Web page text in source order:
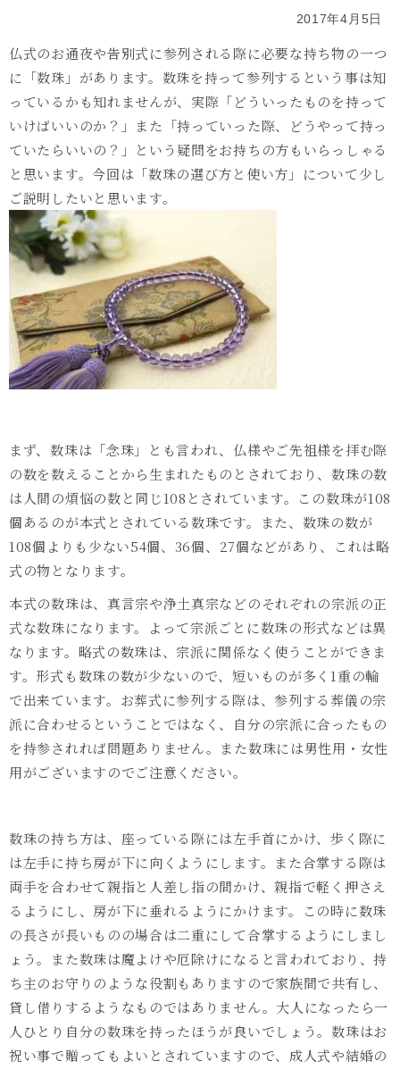
2017年4月5日
仏式のお通夜や告別式に参列される際に必要な持ち物の一つ
に「数珠」があります。数珠を持って参列するという事は知
っているかも知れませんが、実際「どういったものを持って
いけばいいのか？」また「持っていった際、どうやって持っ
ていたらいいの？」という疑問をお持ちの方もいらっしゃる
と思います。今回は「数珠の選び方と使い方」について少し
ご説明したいと思います。
まず、数珠は「念珠」とも言われ、仏様やご先祖様を拝む際
の数を数えることから生まれたものとされており、数珠の数
は人間の煩悩の数と同じ108とされています。この数珠が108
個あるのが本式とされている数珠です。また、数珠の数が
108個よりも少ない54個、36個、27個などがあり、これは略
式の物となります。
本式の数珠は、真言宗や浄土真宗などのそれぞれの宗派の正
式な数珠になります。よって宗派ごとに数珠の形式などは異
なります。略式の数珠は、宗派に関係なく使うことができま
す。形式も数珠の数が少ないので、短いものが多く1重の輪
で出来ています。お葬式に参列する際は、参列する葬儀の宗
派に合わせるということではなく、自分の宗派に合ったもの
を持参されれば問題ありません。また数珠には男性用・女性
用がございますのでご注意ください。
数珠の持ち方は、座っている際には左手首にかけ、歩く際に
は左手に持ち房が下に向くようにします。また合掌する際は
両手を合わせて親指と人差し指の間かけ、親指で軽く押さえ
るようにし、房が下に垂れるようにかけます。この時に数珠
の長さが長いものの場合は二重にして合掌するようにしまし
ょう。また数珠は魔よけや厄除けになると言われており、持
ち主のお守りのような役割もありますので家族間で共有し、
貸し借りするようなものではありません。大人になったら一
人ひとり自分の数珠を持ったほうが良いでしょう。数珠はお
祝い事で贈ってもよいとされていますので、成人式や結婚の